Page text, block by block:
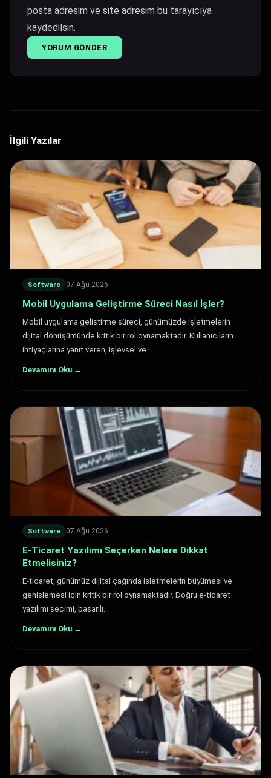
posta adresim ve site adresim bu tarayıcıya
kaydedilsin.
İlgili Yazılar
Software 07 Ağu 2026
Mobil Uygulama Geliştirme Süreci Nasıl İşler?
Mobil uygulama geliştirme süreci, günümüzde işletmelerin
dijital dönüşümünde kritik bir rol oynamaktadır. Kullanıcıların
ihtiyaçlarına yanıt veren, işlevsel ve…
Devamını Oku →
Software 07 Ağu 2026
E-Ticaret Yazılımı Seçerken Nelere Dikkat
Etmelisiniz?
E-ticaret, günümüz dijital çağında işletmelerin büyümesi ve
genişlemesi için kritik bir rol oynamaktadır. Doğru e-ticaret
yazılımı seçimi, başarılı…
Devamını Oku →